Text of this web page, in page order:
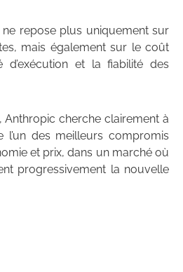
repose plus uniquement sur
mais également sur le coût
d’exécution et la fiabilité des
Anthropic cherche clairement à
l’un des meilleurs compromis
et prix, dans un marché où
progressivement la nouvelle